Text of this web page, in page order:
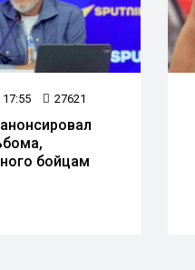
17:55 27621
бойцам